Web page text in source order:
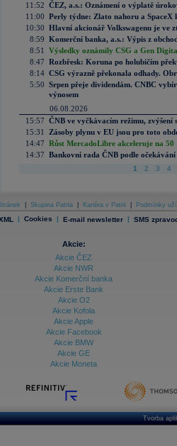
11:52 ČEZ, a.s.: Oznámení o výplatě
11:00 Perly týdne: Zlato nahoru a SpaceX
10:30 Hlavní akcionář Volkswagenu je ve
8:59 Komerční banka, a.s.: Výpis z
8:51
Výsledky oznámily CSG a Gen
8:47 Rozbřesk: Koruna po holubičím
8:14 CSG výrazně překonala odhady.
5:50 Srpen přeje dividendám. CNBC
výnosem
06.08.2026
15:57 ČNB ve vyčkávacím režimu, zvýšení
15:31
Zásoby plynu v EU jsou pro toto
14:47 Růst MercadoLibre akceleruje na
14:37 Bankovní rada ČNB podle
1 2 3 4
Skupina Patria Kariéra v Patrii Podmínky
| Cookies | E-mail newsletter | SMS
Akcie:
Akcie ČEZ
Akcie NWR
Akcie Komerční banka
Akcie Erste Bank
Akcie O2
Akcie Kofola
Akcie Apple
Akcie Facebook
Akcie BMW
Akcie GE
Akcie Moneta
Tvorba